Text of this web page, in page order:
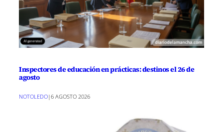
Inspectores de educación en prácticas: destinos el 26 de
agosto
NOTOLEDO|6 AGOSTO 2026